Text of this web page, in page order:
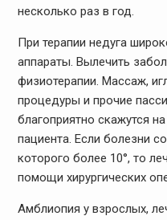
несколько раз в год.
При терапии недуга
аппараты. Вылечить
физиотерапии. Массаж,
процедуры и прочие
благоприятно скажутся
пациента. Если болезни
которого более 10°, то
помощи хирургических
Амблиопия у взрослых,